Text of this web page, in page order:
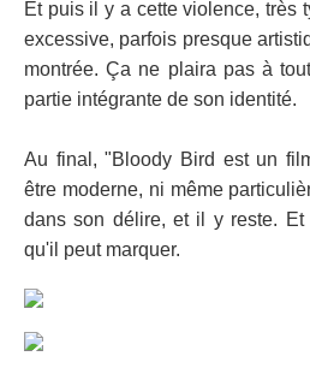
Et puis il y a cette violence, très
excessive, parfois presque
montrée. Ça ne plaira pas à
partie intégrante de son identité.
Au final, "Bloody Bird est un
être moderne, ni même
dans son délire, et il y reste. Et
qu'il peut marquer.